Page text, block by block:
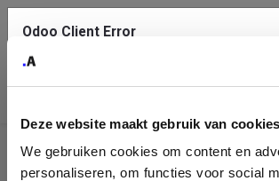
Deze website maakt gebruik van cookies
We gebruiken cookies om content en
personaliseren, om functies voor social
Company
Odoo Client Error
service.